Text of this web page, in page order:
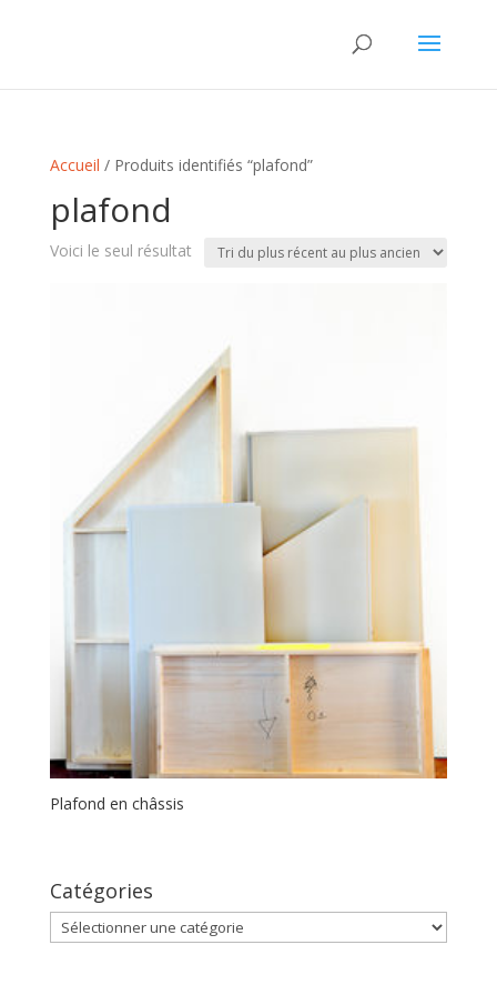
Accueil / Produits identifiés “plafond”
plafond
Voici le seul résultat
Plafond en châssis
Catégories
Catégories